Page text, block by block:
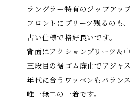
ラングラー特有のジップアッ
フロントにプリーツ残るのも、
古い仕様で格好良いです。
背面はアクションプリーツ＆
三段目の裾ゴム廃止でアジャ
年代に合うワッペンもバラン
唯一無二の一着です。